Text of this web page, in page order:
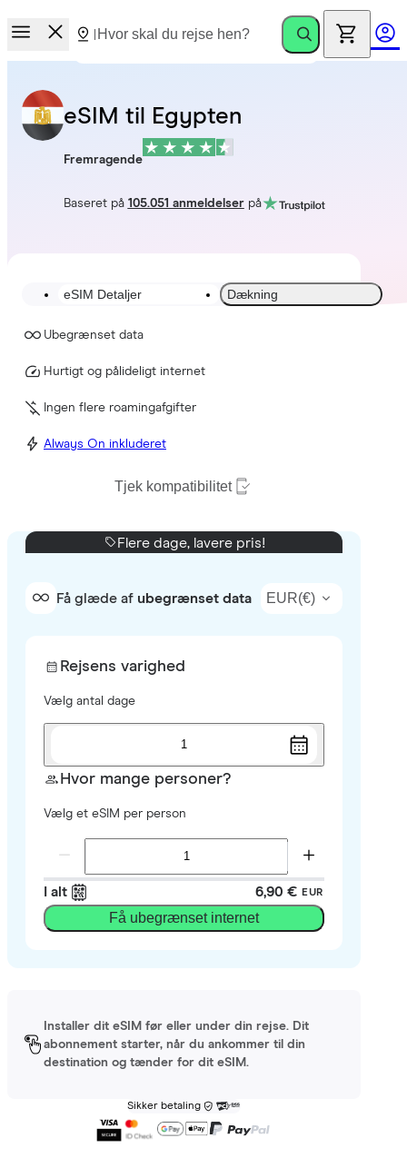
eSIM til Egypten
Fremragende
Baseret på 105.051 anmeldelserpå
eSIM Detaljer Dækning
Ubegrænset data
Hurtigt og pålideligt internet
Ingen flere roamingafgifter
Always On inkluderet
Tjek kompatibilitet
Flere dage, lavere pris!
Få glæde af ubegrænset data EUR(€)
Rejsens varighed
Vælg antal dage
1
Hvor mange personer?
Vælg et eSIM per person
I alt 6,90 € EUR
Få ubegrænset internet
Installer dit eSIM før eller under din rejse. Dit
abonnement starter, når du ankommer til din
destination og tænder for dit eSIM.
Sikker betaling